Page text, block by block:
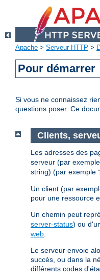
Apache > Serveur HTTP >
Pour démarrer
Si vous ne connaissez
questions poser. Ce
Clients,
Les adresses des
serveur (par exemple
string) (par exemple
Un client (par
pour une ressource
Un chemin peut
server-status) ou
web
Le serveur envoie
succès, ou dans la
différents codes